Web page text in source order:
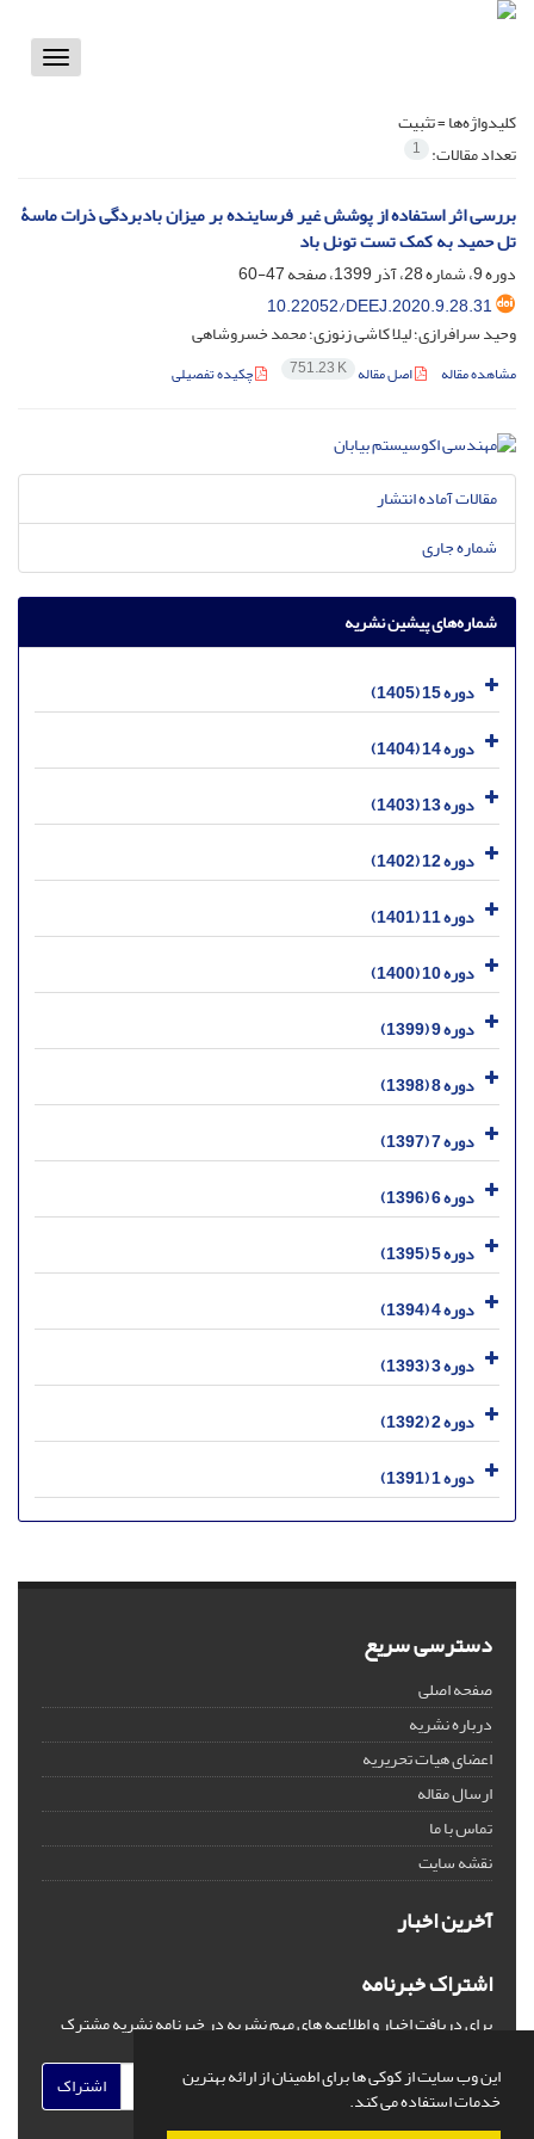
این وب سایت از کوکی ها برای اطمینان از ارائه بهترین
خدمات استفاده می کند.
Toggle
کلیدواژه‌ها =تثبیت
تعداد مقالات: 1
بررسی اثر استفاده از پوشش غیر فرساینده بر میزان بادبردگی ذرات ماسۀ
تل حمید به کمک تست تونل باد
دوره 9، شماره 28، آذر 1399، صفحه
47-60
10.22052/DEEJ.2020.9.28.31
وحید سرافرازی؛ لیلا کاشی زنوزی؛ محمد خسروشاهی
مشاهده مقاله اصل مقاله 751.23 K چکیده تفصیلی
مقالات آماده انتشار
شماره جاری
شماره‌های پیشین نشریه
دوره 15 (1405)
دوره 14 (1404)
دوره 13 (1403)
دوره 12 (1402)
دوره 11 (1401)
دوره 10 (1400)
دوره 9 (1399)
دوره 8 (1398)
دوره 7 (1397)
دوره 6 (1396)
دوره 5 (1395)
دوره 4 (1394)
دوره 3 (1393)
دوره 2 (1392)
دوره 1 (1391)
دسترسی سریع
صفحه اصلی
درباره نشریه
اعضای هیات تحریریه
ارسال مقاله
تماس با ما
نقشه سایت
آخرین اخبار
اشتراک خبرنامه
برای دریافت اخبار و اطلاعیه های مهم نشریه در خبرنامه نشریه مشترک
اشتراک